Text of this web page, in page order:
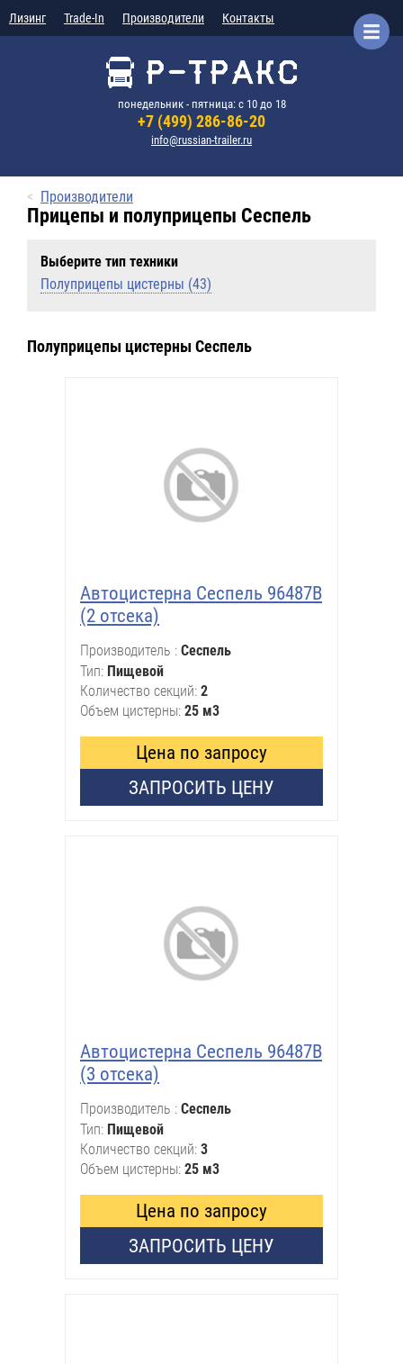
Лизинг Trade-In Производители Контакты
понедельник - пятница: с 10 до 18
+7 (499) 286-86-20
info@russian-trailer.ru
Производители
Прицепы и полуприцепы Сеспель
Выберите тип техники
Полуприцепы цистерны (43)
Полуприцепы цистерны Сеспель
Автоцистерна Сеспель 96487В
(2 отсека)
Производитель
Сеспель
Тип Пищевой
Количество секций 2
Объем цистерны 25 м3
Цена по запросу
ЗАПРОСИТЬ ЦЕНУ
Автоцистерна Сеспель 96487В
(3 отсека)
Производитель
Сеспель
Тип Пищевой
Количество секций 3
Объем цистерны 25 м3
Цена по запросу
ЗАПРОСИТЬ ЦЕНУ